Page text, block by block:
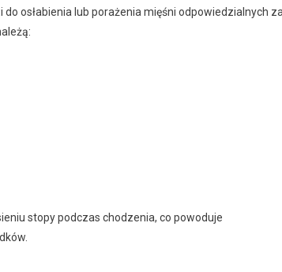
osłabienia lub porażenia mięśni odpowiedzialnych
stopy podczas chodzenia, co powoduje